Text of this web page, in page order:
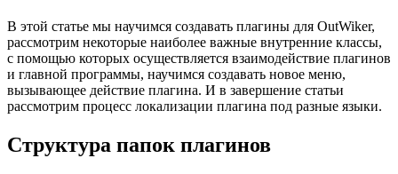
В этой статье мы научимся создавать плагины для OutWiker,
рассмотрим некоторые наиболее важные внутренние классы,
с помощью которых осуществляется взаимодействие плагинов
и главной программы, научимся создавать новое меню,
вызывающее действие плагина. И в завершение статьи
рассмотрим процесс локализации плагина под разные языки.
Структура папок плагинов